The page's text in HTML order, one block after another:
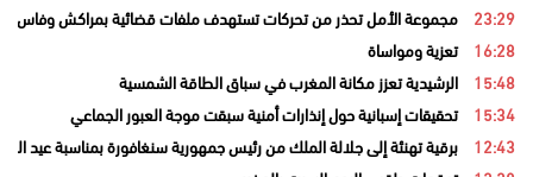
23:29 مجموعة الأمل تحذر من تحركات تستهدف ملفات قضائية بمراكش وفاس
16:28 تعزية ومواساة
15:48 الرشيدية تعزز مكانة المغرب في سباق الطاقة الشمسية
15:34 تحقيقات إسبانية حول إنذارات أمنية سبقت موجة العبور الجماعي
12:43 برقية تهنئة إلى جلالة الملك من رئيس جمهورية سنغافورة بمناسبة عيد